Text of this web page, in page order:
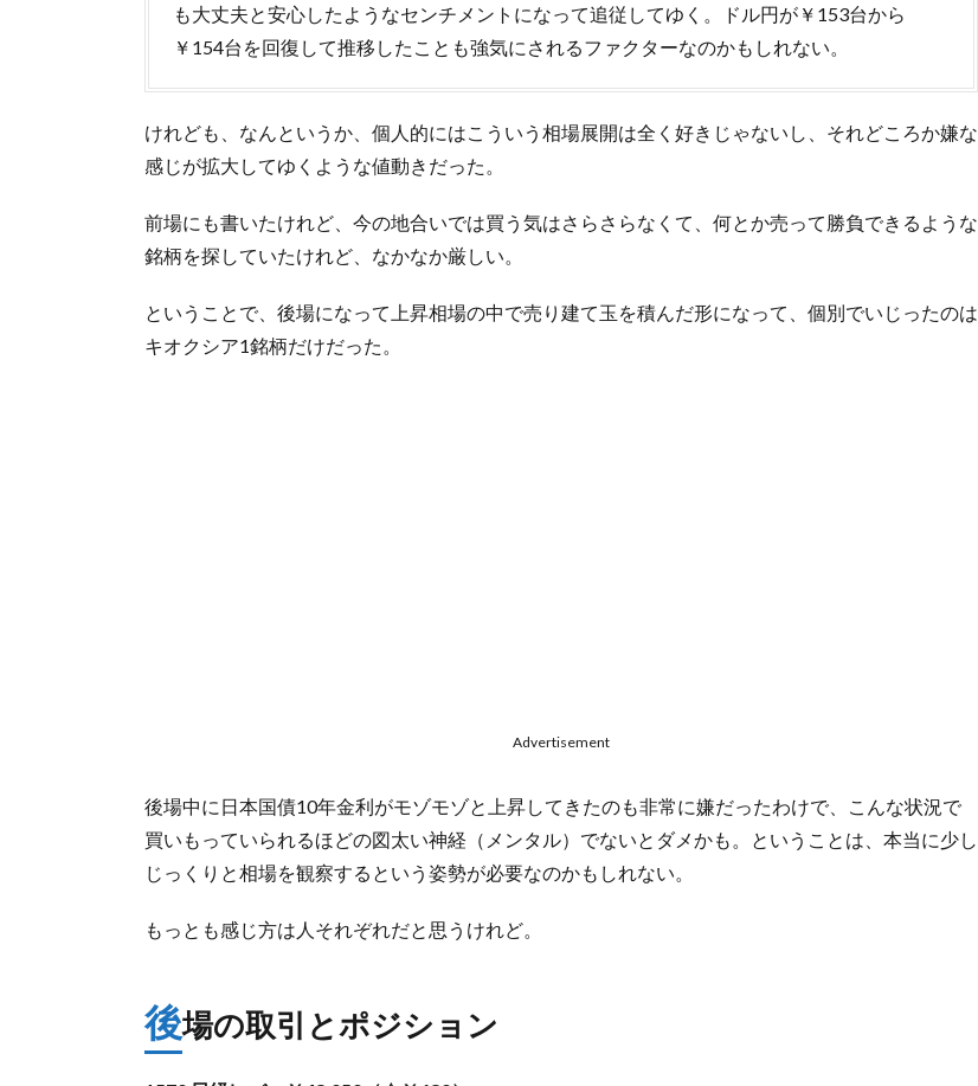
も大丈夫と安心したようなセンチメントになって追従してゆく。ドル円が￥153台から
￥154台を回復して推移したことも強気にされるファクターなのかもしれない。
けれども、なんというか、個人的にはこういう相場展開は全く好きじゃないし、それどころか嫌な
感じが拡大してゆくような値動きだった。
前場にも書いたけれど、今の地合いでは買う気はさらさらなくて、何とか売って勝負できるような
銘柄を探していたけれど、なかなか厳しい。
ということで、後場になって上昇相場の中で売り建て玉を積んだ形になって、個別でいじったのは
キオクシア1銘柄だけだった。
Advertisement
後場中に日本国債10年金利がモゾモゾと上昇してきたのも非常に嫌だったわけで、こんな状況で
買いもっていられるほどの図太い神経（メンタル）でないとダメかも。ということは、本当に少し
じっくりと相場を観察するという姿勢が必要なのかもしれない。
もっとも感じ方は人それぞれだと思うけれど。
後場の取引とポジション